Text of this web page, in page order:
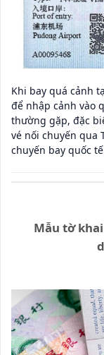
Khi bay quá cảnh
để nhập cảnh vào
thường gặp, đặc
vé nối chuyến qua
chuyến bay quốc
Mẫu tờ